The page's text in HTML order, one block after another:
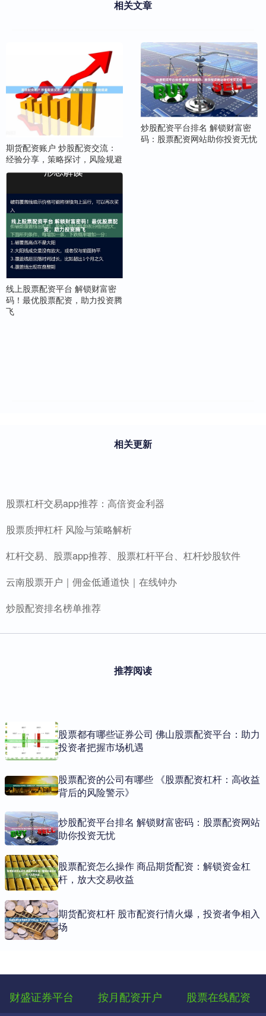
相关文章
期货配资账户 炒股配资交流：
经验分享，策略探讨，风险规避
炒股配资平台排名 解锁财富密
码：股票配资网站助你投资无忧
线上股票配资平台 解锁财富密
码！最优股票配资，助力投资腾
飞
相关更新
股票杠杆交易app推荐：高倍资金利器
股票质押杠杆 风险与策略解析
杠杆交易、股票app推荐、股票杠杆平台、杠杆炒股软件
云南股票开户｜佣金低通道快｜在线钟办
炒股配资排名榜单推荐
推荐阅读
股票都有哪些证券公司 佛山股票配资平台：助力
投资者把握市场机遇
股票配资的公司有哪些 《股票配资杠杆：高收益
背后的风险警示》
炒股配资平台排名 解锁财富密码：股票配资网站
助你投资无忧
股票配资怎么操作 商品期货配资：解锁资金杠
杆，放大交易收益
期货配资杠杆 股市配资行情火爆，投资者争相入
场
财盛证券平台 按月配资开户 股票在线配资